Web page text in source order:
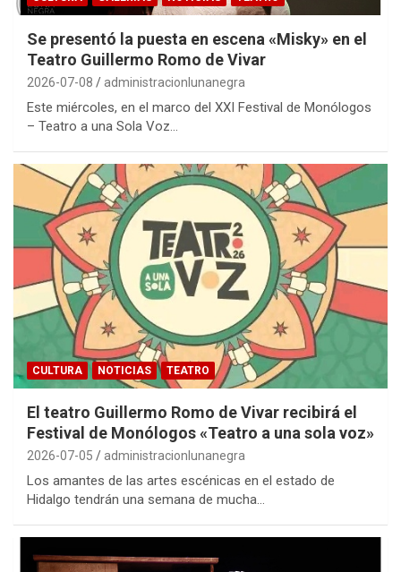
Se presentó la puesta en escena «Misky» en el
Teatro Guillermo Romo de Vivar
2026-07-08 administracionlunanegra
Este miércoles, en el marco del XXI Festival de Monólogos
– Teatro a una Sola Voz…
CULTURA NOTICIAS TEATRO
El teatro Guillermo Romo de Vivar recibirá el
Festival de Monólogos «Teatro a una sola voz»
2026-07-05 administracionlunanegra
Los amantes de las artes escénicas en el estado de
Hidalgo tendrán una semana de mucha…